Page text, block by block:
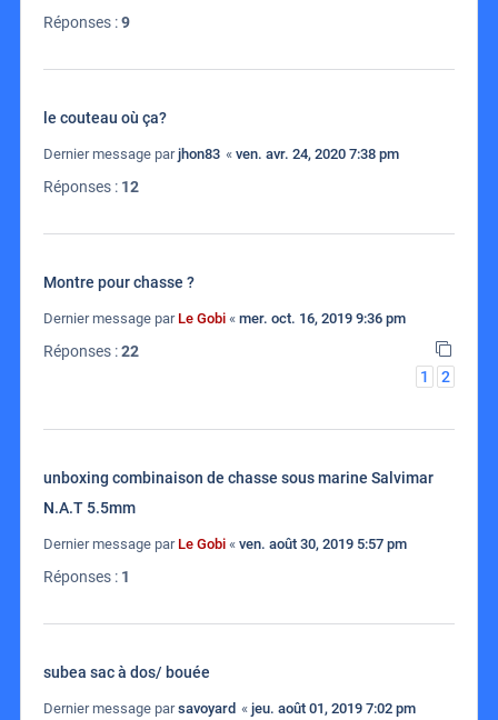
Réponses :9
le couteau où ça?
Dernier message parjhon83 « ven. avr. 24, 2020 7:38 pm
Réponses : 12
Montre pour chasse ?
Dernier message par Le Gobi « mer. oct. 16, 2019 9:36 pm
Réponses :22
1
2
unboxing combinaison de chasse sous marine Salvimar
N.A.T 5.5mm
Dernier message par Le Gobi « ven. août 30, 2019 5:57 pm
Réponses : 1
subea sac à dos/ bouée
Dernier message parsavoyard « jeu. août 01, 2019 7:02 pm